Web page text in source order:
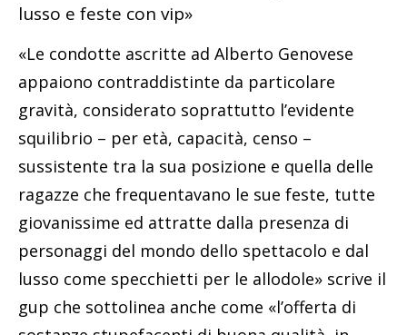
lusso e feste con vip»
«Le condotte ascritte ad Alberto Genovese
appaiono contraddistinte da particolare
gravità, considerato soprattutto l’evidente
squilibrio – per età, capacità, censo –
sussistente tra la sua posizione e quella delle
ragazze che frequentavano le sue feste, tutte
giovanissime ed attratte dalla presenza di
personaggi del mondo dello spettacolo e dal
lusso come specchietti per le allodole» scrive il
gup che sottolinea anche come «l’offerta di